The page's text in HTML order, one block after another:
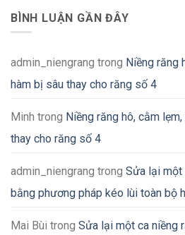
BÌNH LUẬN GẦN ĐÂY
admin_niengrang trong Niềng răng
hàm bị sâu thay cho răng số 4
Minh trong Niềng răng hô, cằm
thay cho răng số 4
admin_niengrang trong Sửa lại một
bằng phương pháp kéo lùi toàn bộ
Mai Bùi trong Sửa lại một ca niềng